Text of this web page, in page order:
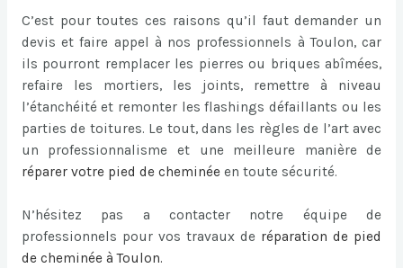
C’est pour toutes ces raisons qu’il faut demander un
devis et faire appel à nos professionnels à Toulon, car
ils pourront remplacer les pierres ou briques abîmées,
refaire les mortiers, les joints, remettre à niveau
l’étanchéité et remonter les flashings défaillants ou les
parties de toitures. Le tout, dans les règles de l’art avec
un professionnalisme et une meilleure manière de
réparer votre pied de cheminéeen toute sécurité.
N’hésitez pas a contacter notre équipe de
professionnels pour vos travaux de réparation de pied
de cheminée à Toulon.